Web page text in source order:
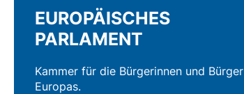
EUROPÄISCHES
PARLAMENT
Kammer für die Bürgerinnen und Bürger
Europas.